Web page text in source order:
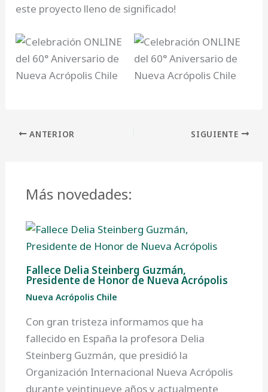
este proyecto lleno de significado!
ANTERIOR SIGUIENTE
Más novedades:
Fallece Delia Steinberg Guzmán,
Presidente de Honor de Nueva Acrópolis
Nueva Acrópolis Chile
Con gran tristeza informamos que ha
fallecido en España la profesora Delia
Steinberg Guzmán, que presidió la
Organización Internacional Nueva Acrópolis
durante veintinueve años y actualmente